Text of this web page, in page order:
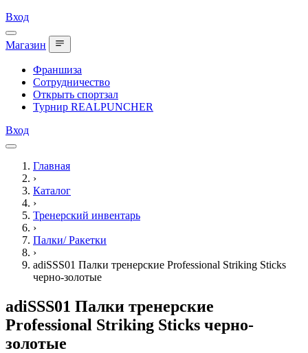
Вход
Магазин
Франшиза
Сотрудничество
Открыть спортзал
Турнир REALPUNCHER
Вход
Главная
›
Каталог
›
Тренерский инвентарь
›
Палки/ Ракетки
›
adiSSS01 Палки тренерские Professional Striking Sticks
черно-золотые
adiSSS01 Палки тренерские
Professional Striking Sticks черно-
золотые